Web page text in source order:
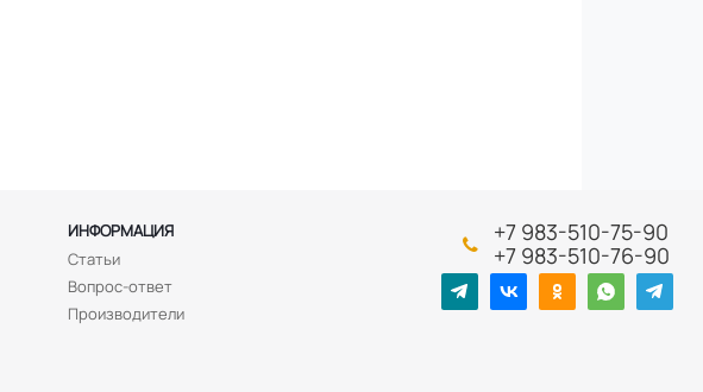
ИНФОРМАЦИЯ
Статьи
Вопрос-ответ
Производители
+7 983-510-75-90
+7 983-510-76-90